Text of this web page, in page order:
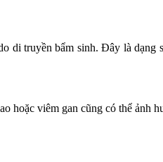
di truyền bẩm sinh. Đây là dạng
viêm gan cũng có thể ảnh